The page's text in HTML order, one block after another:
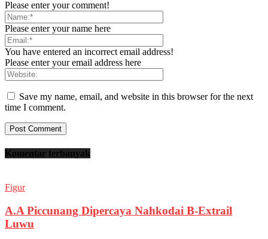
Please enter your comment!
Please enter your name here
You have entered an incorrect email address!
Please enter your email address here
Save my name, email, and website in this browser for the next
time I comment.
Komentar terbanyak
Figur
A.A Piccunang Dipercaya Nahkodai B-Extrail
Luwu